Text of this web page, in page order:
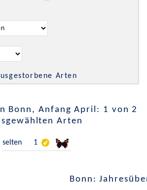
Arten
Bonn, Anfang April: 1 von 2
Arten
selten 1
Bonn: